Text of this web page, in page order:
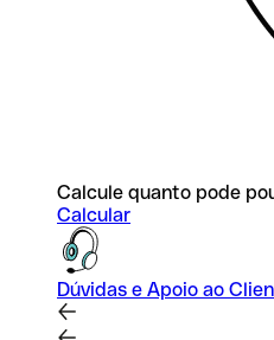
Calcule quanto pode
Calcular
Dúvidas e Apoio ao